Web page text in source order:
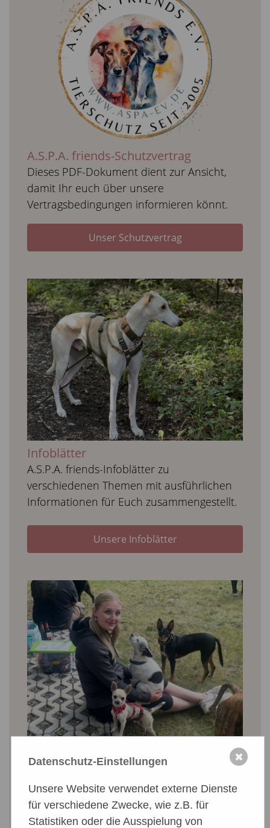
A.S.P.A. friends-Schutzvertrag
Dieses PDF-Dokument dient zur Ansicht,
damit Ihr euch über unsere
Vertragsbedingungen informieren könnt.
Unser Schutzvertrag
Infoblätter
A.S.P.A. friends-Infoblätter zu
verschiedenen Themen mit ausführlichen
Informationen für Euch zusammengestellt.
Unsere Infoblätter
angekommenen Hunde in der
Eingewöhnungszeit. Ein kleiner – und
humorvoller – Einblick, was vielleicht so
alles passieren kann. 🙂
Datenschutz-Einstellungen
Unsere Website verwendet externe Dienste
für verschiedene Zwecke, wie z.B. für
Statistiken oder die Ausspielung von
✖